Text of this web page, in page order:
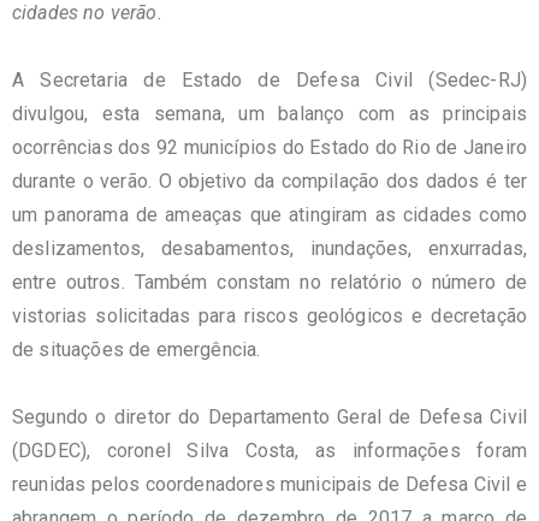
cidades no verão.
A Secretaria de Estado de Defesa Civil (Sedec-RJ)
divulgou, esta semana, um balanço com as principais
ocorrências dos 92 municípios do Estado do Rio de Janeiro
durante o verão. O objetivo da compilação dos dados é ter
um panorama de ameaças que atingiram as cidades como
deslizamentos, desabamentos, inundações, enxurradas,
entre outros. Também constam no relatório o número de
vistorias solicitadas para riscos geológicos e decretação
de situações de emergência.
Segundo o diretor do Departamento Geral de Defesa Civil
(DGDEC), coronel Silva Costa,
as informações foram
reunidas pelos coordenadores municipais de Defesa Civil e